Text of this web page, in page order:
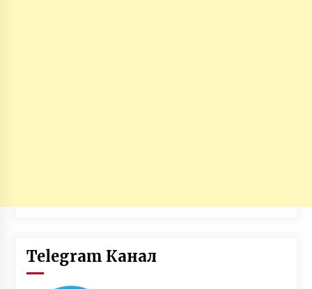
Telegram Канал